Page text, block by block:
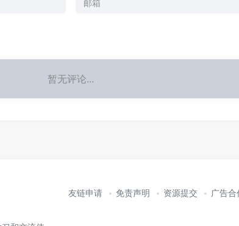
暂无评论...
友链申请 免责声明 资源提交 广告合